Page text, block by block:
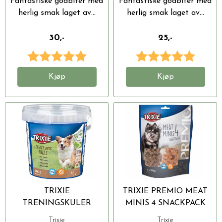
herlig smak laget av...
30,-
Karakter: 5.0 av 5 mulige
Kjøp
herlig smak laget av...
25,-
Karakter: 5.0 av
Kjøp
TRIXIE
TRENINGSKULER
M/LAM 500G
Trixie
TRIXIE PREMIO MEAT
MINIS 4 SNACKPACK
400G
Trixie